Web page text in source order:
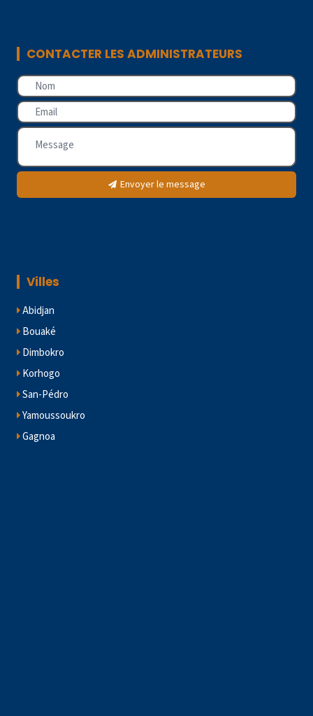
CONTACTER LES ADMINISTRATEURS
Envoyer le message
Villes
Abidjan
Bouaké
Dimbokro
Korhogo
San-Pédro
Yamoussoukro
Gagnoa